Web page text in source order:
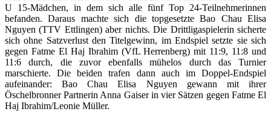
U 15-Mädchen, in dem sich alle fünf Top 24-Teilnehmerinnen
befanden. Daraus machte sich die topgesetzte Bao Chau Elisa
Nguyen (TTV Ettlingen) aber nichts. Die Drittligaspielerin sicherte
sich ohne Satzverlust den Titelgewinn, im Endspiel setzte sie sich
gegen Fatme El Haj Ibrahim (VfL Herrenberg) mit 11:9, 11:8 und
11:6 durch, die zuvor ebenfalls mühelos durch das Turnier
marschierte. Die beiden trafen dann auch im Doppel-Endspiel
aufeinander: Bao Chau Elisa Nguyen gewann mit ihrer
Öschelbronner Partnerin Anna Gaiser in vier Sätzen gegen Fatme El
Haj Ibrahim/Leonie Müller.